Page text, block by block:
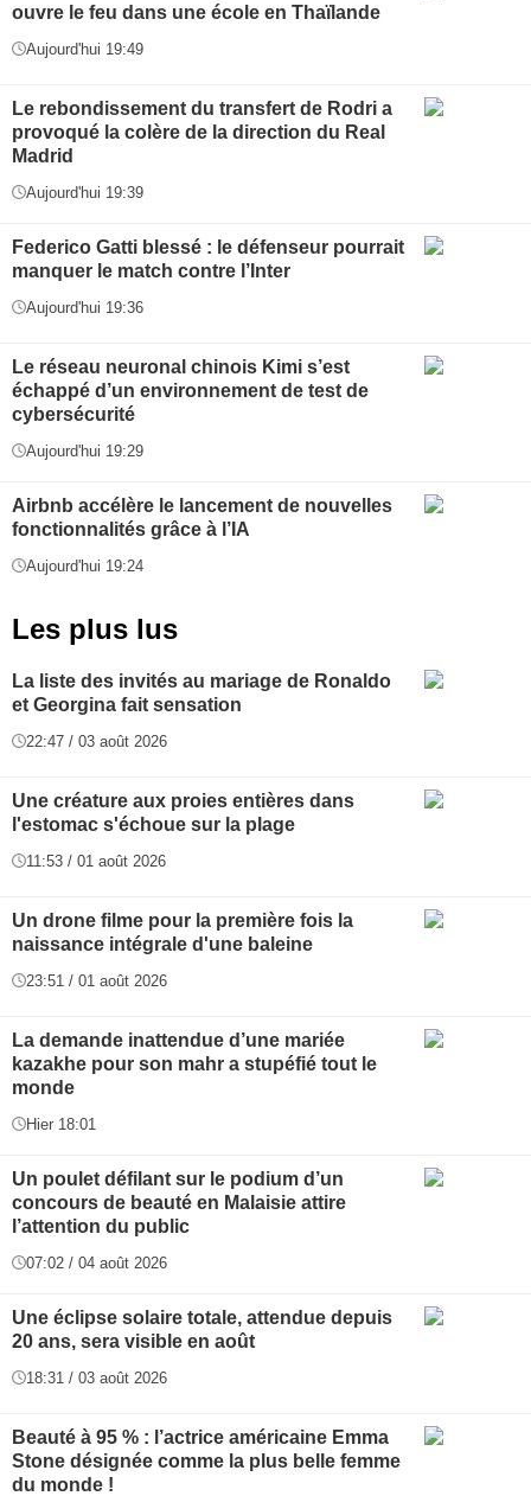
ouvre le feu dans une école en Thaïlande
Aujourd'hui 19:49
Le rebondissement du transfert de Rodri a
provoqué la colère de la direction du Real
Madrid
Aujourd'hui 19:39
Federico Gatti blessé : le défenseur pourrait
manquer le match contre l’Inter
Aujourd'hui 19:36
Le réseau neuronal chinois Kimi s’est
échappé d’un environnement de test de
cybersécurité
Aujourd'hui 19:29
Airbnb accélère le lancement de nouvelles
fonctionnalités grâce à l’IA
Aujourd'hui 19:24
Les plus lus
La liste des invités au mariage de Ronaldo
et Georgina fait sensation
22:47 / 03 août 2026
Une créature aux proies entières dans
l'estomac s'échoue sur la plage
11:53 / 01 août 2026
Un drone filme pour la première fois la
naissance intégrale d'une baleine
23:51 / 01 août 2026
La demande inattendue d’une mariée
kazakhe pour son mahr a stupéfié tout le
monde
Hier 18:01
Un poulet défilant sur le podium d’un
concours de beauté en Malaisie attire
l’attention du public
07:02 / 04 août 2026
Une éclipse solaire totale, attendue depuis
20 ans, sera visible en août
18:31 / 03 août 2026
Beauté à 95 % : l’actrice américaine Emma
Stone désignée comme la plus belle femme
du monde !